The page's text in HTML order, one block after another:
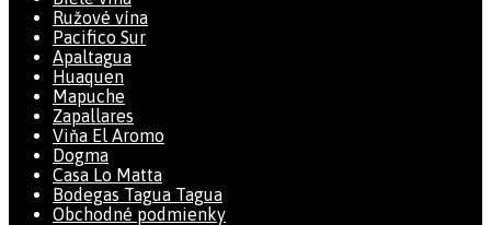
Ružové vína
Pacifico Sur
Apaltagua
Huaquen
Mapuche
Zapallares
Viňa El Aromo
Dogma
Casa Lo Matta
Bodegas Tagua Tagua
Obchodné podmienky